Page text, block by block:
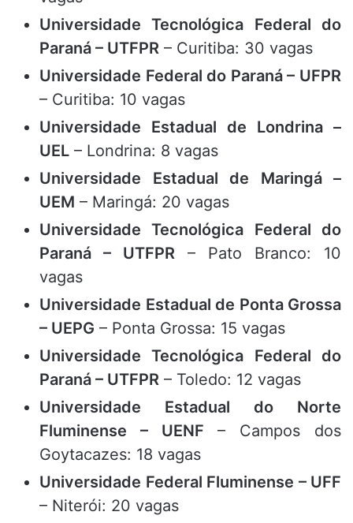
Universidade Tecnológica Federal do
Paraná – UTFPR – Curitiba: 30 vagas
Universidade Federal do Paraná – UFPR
– Curitiba: 10 vagas
Universidade Estadual de Londrina –
UEL – Londrina: 8 vagas
Universidade Estadual de Maringá –
UEM – Maringá: 20 vagas
Universidade Tecnológica Federal do
Paraná – UTFPR – Pato Branco: 10
vagas
Universidade Estadual de Ponta Grossa
– UEPG – Ponta Grossa: 15 vagas
Universidade Tecnológica Federal do
Paraná – UTFPR – Toledo: 12 vagas
Universidade Estadual do Norte
Fluminense – UENF – Campos dos
Goytacazes: 18 vagas
Universidade Federal Fluminense – UFF
– Niterói: 20 vagas